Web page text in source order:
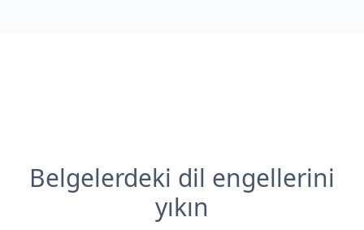
Belgelerdeki dil engellerini
yıkın